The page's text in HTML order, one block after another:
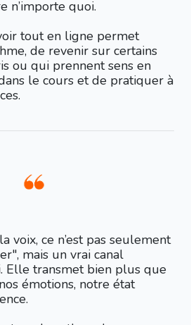
n’importe quoi.
tout en ligne permet
de revenir sur certains
ou qui prennent sens en
le cours et de pratiquer à
voix, ce n’est pas seulement
mais un vrai canal
Elle transmet bien plus que
émotions, notre état